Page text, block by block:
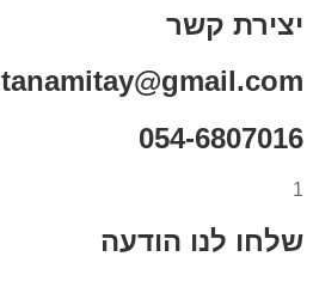
יצירת קשר
tanamitay@gmail.com
054-6807016
1
שלחו לנו הודעה